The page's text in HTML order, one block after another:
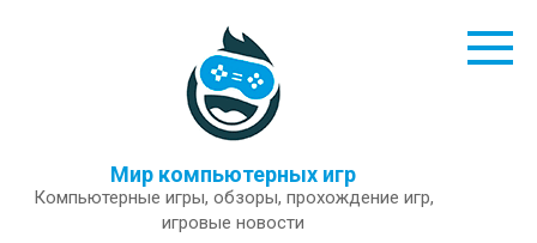
Мир компьютерных игр
Компьютерные игры, обзоры, прохождение игр,
игровые новости